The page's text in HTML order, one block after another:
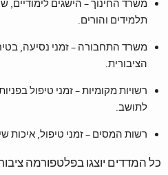
משרד החינוך – הישגים לימודיים,
תלמידים והורים.
משרד התחבורה – זמני נסיעה,
הציבורית.
רשויות מקומיות – זמני טיפול
לתושב.
רשות המסים – זמני טיפול, איכות
כל המדדים יוצגו בפלטפורמה